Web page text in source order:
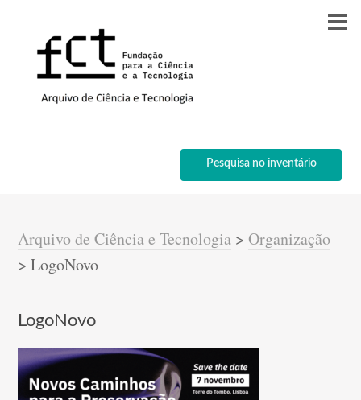
Pesquisa no inventário
Arquivo de Ciência e Tecnologia > Organização
>LogoNovo
LogoNovo